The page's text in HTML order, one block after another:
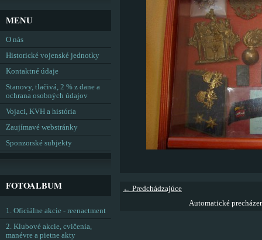
← Predchádzajúce
Automatické
MENU
O nás
Historické vojenské jednotky
Kontaktné údaje
Stanovy, tlačivá, 2 % z dane a
ochrana osobných údajov
Vojaci, KVH a história
Zaujímavé webstránky
Sponzorské subjekty
FOTOALBUM
1. Oficiálne akcie - reenactment
2. Klubové akcie, cvičenia,
manévre a pietne akty